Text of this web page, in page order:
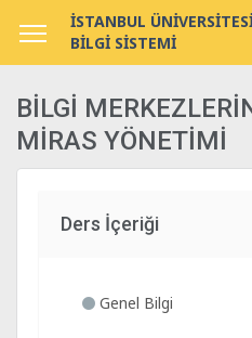
İSTANBUL
BİLGİ SİSTEMİ
BİLGİ
MİRAS YÖNETİMİ
Ders İçeriği
Genel Bilgi